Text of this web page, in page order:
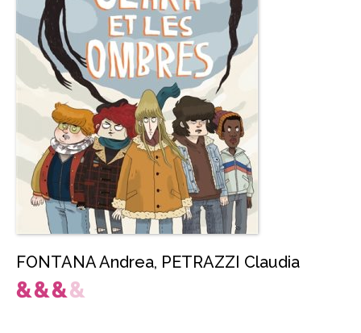
FONTANA Andrea, PETRAZZI Claudia